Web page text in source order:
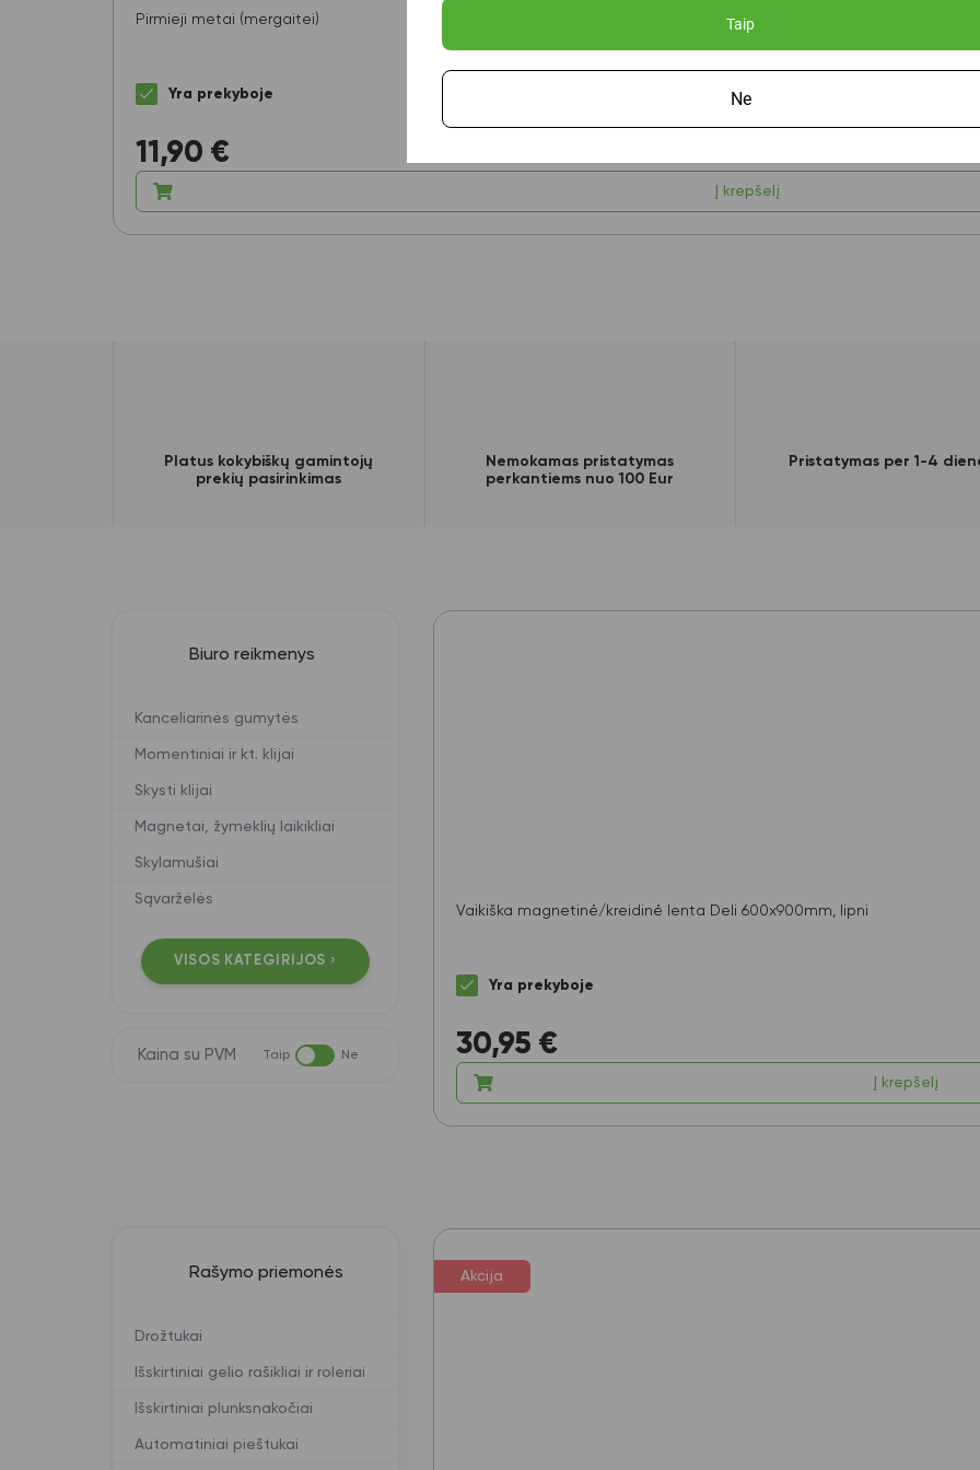
Pirmieji metai (mergaitei)
Yra prekyboje
11,90 €
Į krepšelį
Platus kokybiškų gamintojų
prekių pasirinkimas
Nemokamas pristatymas
perkantiems nuo 100 Eur
Pristatymas per 1-4
Biuro reikmenys
Kanceliarinės gumytės
Momentiniai ir kt. klijai
Skysti klijai
Magnetai, žymeklių laikikliai
Skylamušiai
Sąvaržėlės
VISOS KATEGIRIJOS ›
Kaina su PVM Taip Ne
Vaikiška magnetinė/kreidinė lenta Deli 600x900mm, lipni
Yra prekyboje
30,95 €
Į krepšelį
Rašymo priemonės
Drožtukai
Išskirtiniai gelio rašikliai ir roleriai
Išskirtiniai plunksnakočiai
Automatiniai pieštukai
Akcija
Taip
Ne